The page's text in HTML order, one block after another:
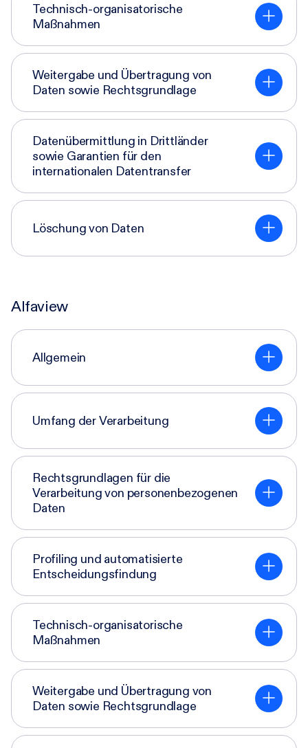
Technisch-organisatorische
Maßnahmen
Weitergabe und Übertragung von
Daten sowie Rechtsgrundlage
Datenübermittlung in Drittländer
sowie Garantien für den
internationalen Datentransfer
Löschung von Daten
Alfaview
Allgemein
Umfang der Verarbeitung
Rechtsgrundlagen für die
Verarbeitung von personenbezogenen
Daten
Profiling und automatisierte
Entscheidungsfindung
Technisch-organisatorische
Maßnahmen
Weitergabe und Übertragung von
Daten sowie Rechtsgrundlage